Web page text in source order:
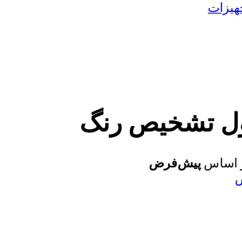
تشخیص رنگ
اساس پیش‌فرض